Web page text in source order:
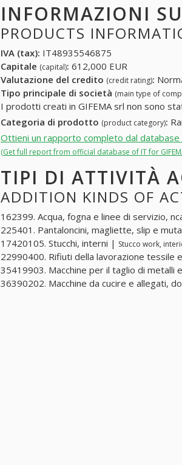
INFORMAZIONI
PRODUCTS
IVA (tax): IT48935546875
Capitale (capital): 612,000 EUR
Valutazione del credito (credit rating):
Tipo principale di società (main type of
I prodotti creati in GIFEMA srl non sono
Categoria di prodotto (product category):
Ottieni un rapporto completo dal database
(Get full report from official database of IT for
TIPI DI ATTIVITÀ
ADDITION KINDS OF
162399. Acqua, fogna e linee di servizio,
225401. Pantaloncini, magliette, slip e
17420105. Stucchi, interni | Stucco work,
22990400. Rifiuti della lavorazione tessile
35419903. Macchine per il taglio di metalli
36390202. Macchine da cucire e allegati,